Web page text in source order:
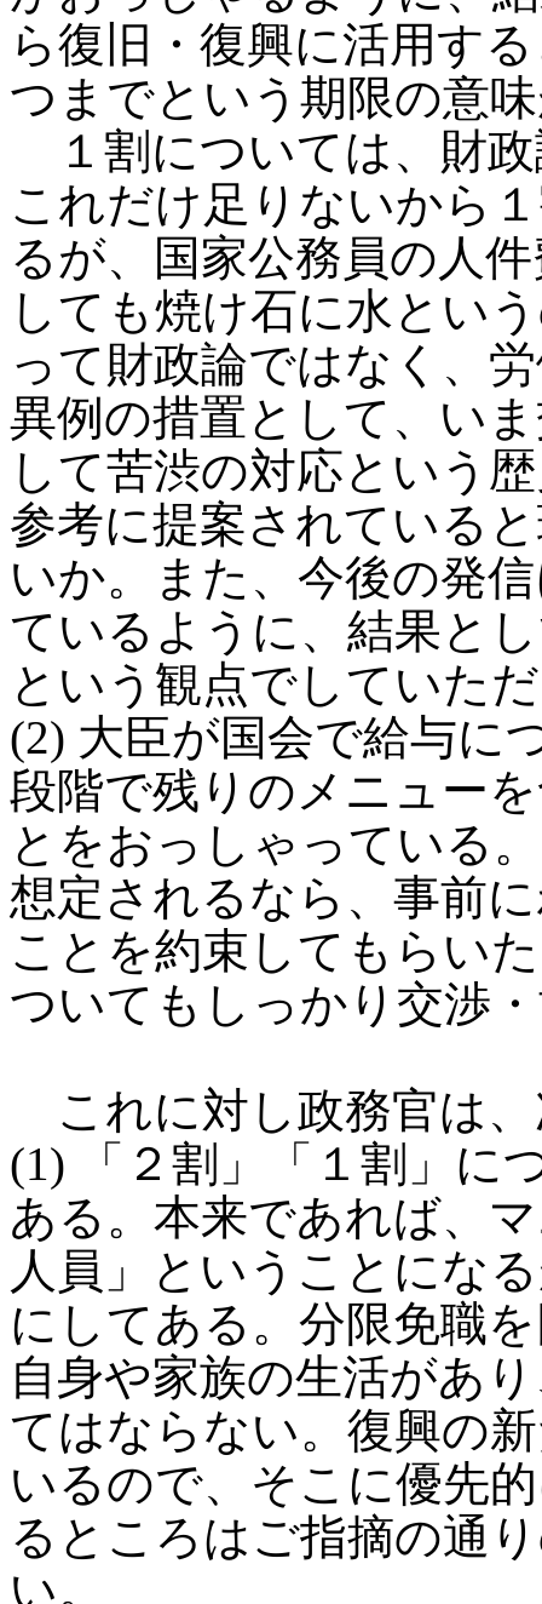
ら復旧・復興に活用す
つまでという期限の意
１割については、財
これだけ足りないから
るが、国家公務員の人
しても焼け石に水とい
って財政論ではなく、
異例の措置として、い
して苦渋の対応という
参考に提案されている
いか。また、今後の発
ているように、結果と
という観点でしていた
(2) 大臣が国会で給与に
段階で残りのメニュー
とをおっしゃっている
想定されるなら、事前
ことを約束してもらい
ついてもしっかり交渉
これに対し政務官は
(1) 「２割」「１割」に
ある。本来であれば、
人員」ということにな
にしてある。分限免職
自身や家族の生活があ
てはならない。復興の
いるので、そこに優先
るところはご指摘の通
い。